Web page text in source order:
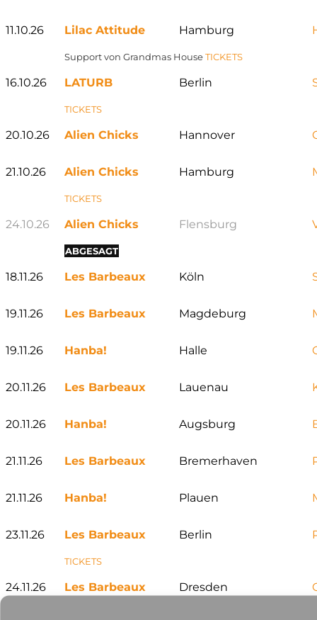
11.10.26 Lilac Attitude Hamburg
Support von Grandmas HouseTICKETS
16.10.26 LATURB Berlin
TICKETS
20.10.26 Alien Chicks Hannover
21.10.26 Alien Chicks Hamburg
TICKETS
24.10.26 Alien Chicks Flensburg
ABGESAGT
18.11.26 Les Barbeaux Köln
19.11.26 Les Barbeaux Magdeburg
19.11.26 Hanba! Halle
20.11.26 Les Barbeaux Lauenau
20.11.26 Hanba! Augsburg
21.11.26 Les Barbeaux Bremerhaven
21.11.26 Hanba! Plauen
23.11.26 Les Barbeaux Berlin
TICKETS
24.11.26 Les Barbeaux Dresden